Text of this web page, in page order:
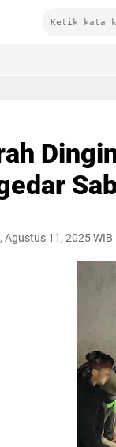
Agustus 11, 2025 WIB